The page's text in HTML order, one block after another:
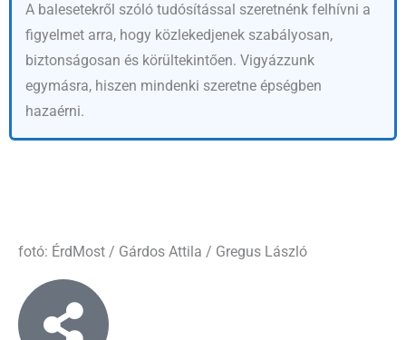
A balesetekről szóló tudósítással szeretnénk felhívni a
figyelmet arra, hogy közlekedjenek szabályosan,
biztonságosan és körültekintően. Vigyázzunk
egymásra, hiszen mindenki szeretne épségben
hazaérni.
fotó: ÉrdMost / Gárdos Attila / Gregus László